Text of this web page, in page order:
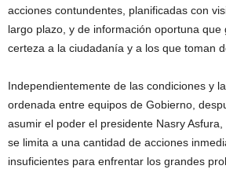
acciones contundentes, planificadas con
largo plazo, y de información oportuna que
certeza a la ciudadanía y a los que toman
Independientemente de las condiciones y
ordenada entre equipos de Gobierno,
asumir el poder el presidente Nasry
se limita a una cantidad de acciones
insuficientes para enfrentar los grandes